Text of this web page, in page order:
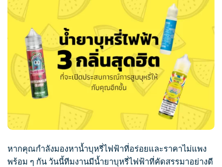
หากคุณกำลังมองหาน้ำบุหรี่ไฟฟ้าที่อร่อยและราคาไม่แพง
พร้อม ๆ กัน วันนี้ทีมงานมีน้ำยาบุหรี่ไฟฟ้าที่คัดสรรมาอย่างดี